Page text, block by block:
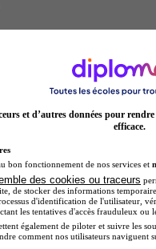
par
en alternance
et d’autres données pour
efficace.
bon fonctionnement de nos services et
des cookies ou traceurs
de stocker des informations
d'identification de l'utilisateur,
les tentatives d'accès frauduleux ou
également de piloter et suivre les
comment nos utilisateurs naviguent